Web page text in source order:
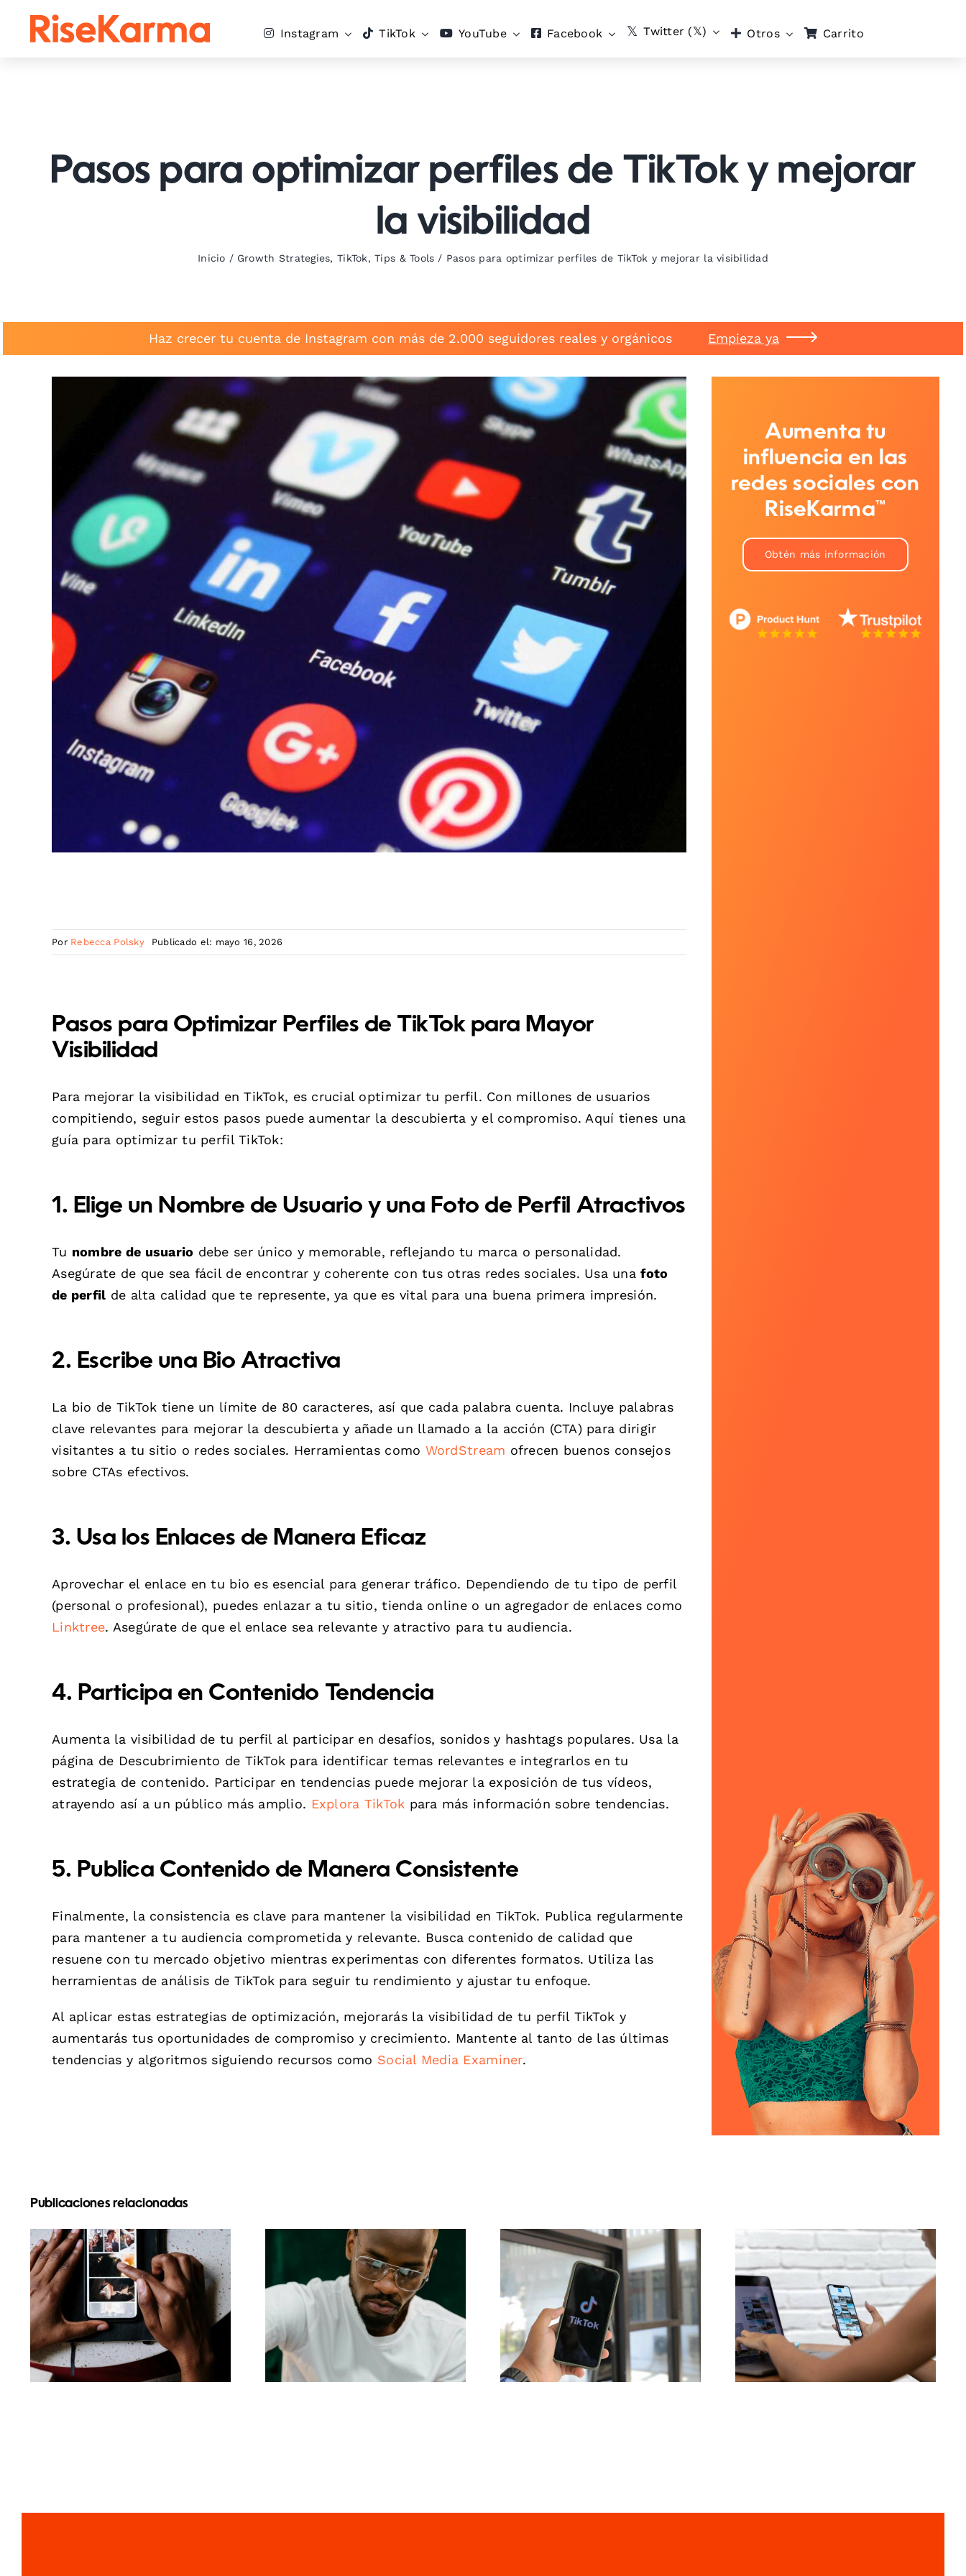
Instagram TikTok YouTube Facebook Twitter (𝕏) Otros Carrito
Pasos para optimizar perfiles de TikTok y mejorar
la visibilidad
Inicio / Growth Strategies,TikTok,Tips & Tools / Pasos para optimizar perfiles de TikTok y mejorar la visibilidad
Haz crecer tu cuenta de Instagram con más de 2.000 seguidores reales y orgánicos Empieza ya
Por Rebecca Polsky Publicado el: mayo 16, 2026
Pasos para Optimizar Perfiles de TikTok para Mayor
Visibilidad
Para mejorar la visibilidad en TikTok, es crucial optimizar tu perfil. Con millones de usuarios
compitiendo, seguir estos pasos puede aumentar la descubierta y el compromiso. Aquí tienes una
guía para optimizar tu perfil TikTok:
1. Elige un Nombre de Usuario y una Foto de Perfil Atractivos
Tu nombre de usuario debe ser único y memorable, reflejando tu marca o personalidad.
Asegúrate de que sea fácil de encontrar y coherente con tus otras redes sociales. Usa unafoto
de perfil de alta calidad que te represente, ya que es vital para una buena primera impresión.
2. Escribe una Bio Atractiva
La bio de TikTok tiene un límite de 80 caracteres, así que cada palabra cuenta. Incluye palabras
clave relevantes para mejorar la descubierta y añade un llamado a la acción (CTA) para dirigir
visitantes a tu sitio o redes sociales. Herramientas como WordStream ofrecen buenos consejos
sobre CTAs efectivos.
3. Usa los Enlaces de Manera Eficaz
Aprovechar el enlace en tu bio es esencial para generar tráfico. Dependiendo de tu tipo de perfil
(personal o profesional), puedes enlazar a tu sitio, tienda online o un agregador de enlaces como
Linktree. Asegúrate de que el enlace sea relevante y atractivo para tu audiencia.
4. Participa en Contenido Tendencia
Aumenta la visibilidad de tu perfil al participar en desafíos, sonidos y hashtags populares. Usa la
página de Descubrimiento de TikTok para identificar temas relevantes e integrarlos en tu
estrategia de contenido. Participar en tendencias puede mejorar la exposición de tus vídeos,
atrayendo así a un público más amplio. Explora TikTok para más información sobre tendencias.
5. Publica Contenido de Manera Consistente
Finalmente, la consistencia es clave para mantener la visibilidad en TikTok. Publica regularmente
para mantener a tu audiencia comprometida y relevante. Busca contenido de calidad que
resuene con tu mercado objetivo mientras experimentas con diferentes formatos. Utiliza las
herramientas de análisis de TikTok para seguir tu rendimiento y ajustar tu enfoque.
Al aplicar estas estrategias de optimización, mejorarás la visibilidad de tu perfil TikTok y
aumentarás tus oportunidades de compromiso y crecimiento. Mantente al tanto de las últimas
tendencias y algoritmos siguiendo recursos como Social Media Examiner.
Aumenta tu
influencia en las
redes sociales con
RiseKarma™
Obtén más información
Publicaciones relacionadas
Las mejores apps
para animar fotos y
crear publicaciones
atractivas en
Facebook
Las 17 mejores
estrategias
avanzadas para
mejorar la
comprensión del
algoritmo de TikTok
Maximizar el alcance:
Herramientas
efectivas de
publicación cruzada
para 2024
Las 3 mejores
plataformas para
encontrar ideas de
UGC (Contenido
Generado por
Usuarios)